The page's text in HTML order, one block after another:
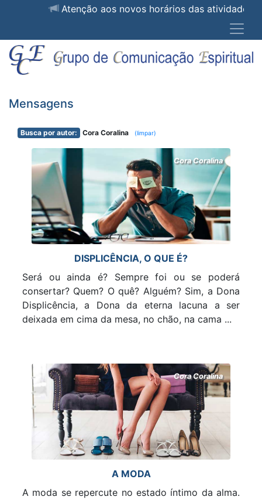
Atenção aos novos horários das
Mensagens
Busca por autor: Cora Coralina (limpar)
Cora Coralina
DISPLICÊNCIA, O QUE É?
Será ou ainda é? Sempre foi ou se poderá
consertar? Quem? O quê? Alguém? Sim, a Dona
Displicência, a Dona da eterna lacuna a ser
deixada em cima da mesa, no chão, na cama ...
Cora Coralina
A MODA
A moda se repercute no estado íntimo da alma.